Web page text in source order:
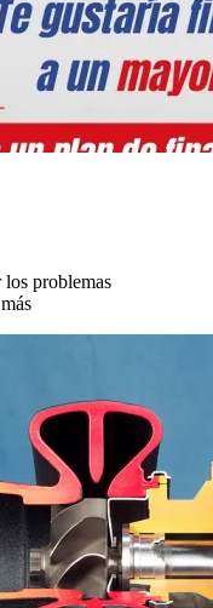
los problemas